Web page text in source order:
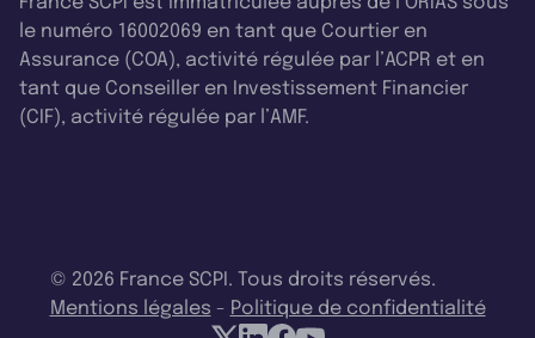
le numéro 16002069 en tant que Courtier en
Assurance (COA), activité régulée par l’ACPR et en
tant que Conseiller en Investissement Financier
(CIF), activité régulée par l’AMF.
© 2026 France SCPI. Tous droits réservés.
Mentions légales - Politique de confidentialité